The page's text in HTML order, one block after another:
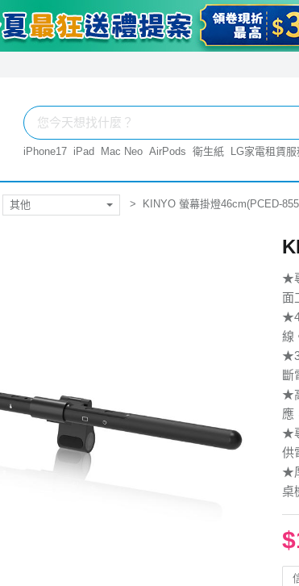
iPhone17 iPad Mac Neo AirPods 衛生紙 LG家電租賃服
其他 KINYO 螢幕掛燈46cm(PCED-
★
面
線
斷
★
應
★
供
★
桌